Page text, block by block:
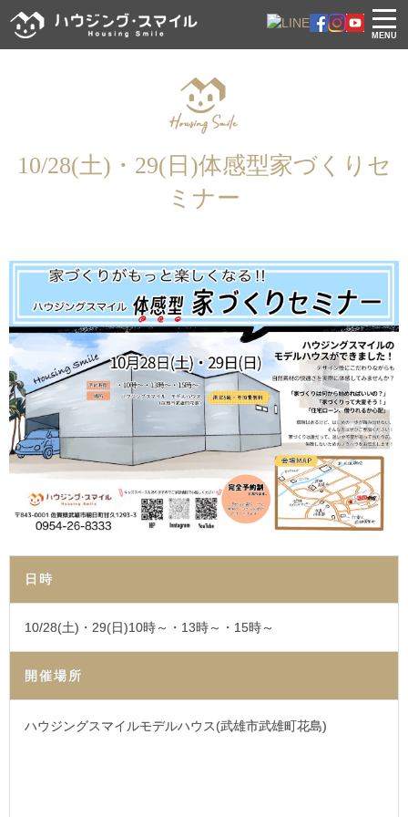
MENU
10/28(土)・29(日)体感型家づくりセ
ミナー
日時
10/28(土)・29(日)10時～・13時～・15時～
開催場所
ハウジングスマイルモデルハウス(武雄市武雄町花島)